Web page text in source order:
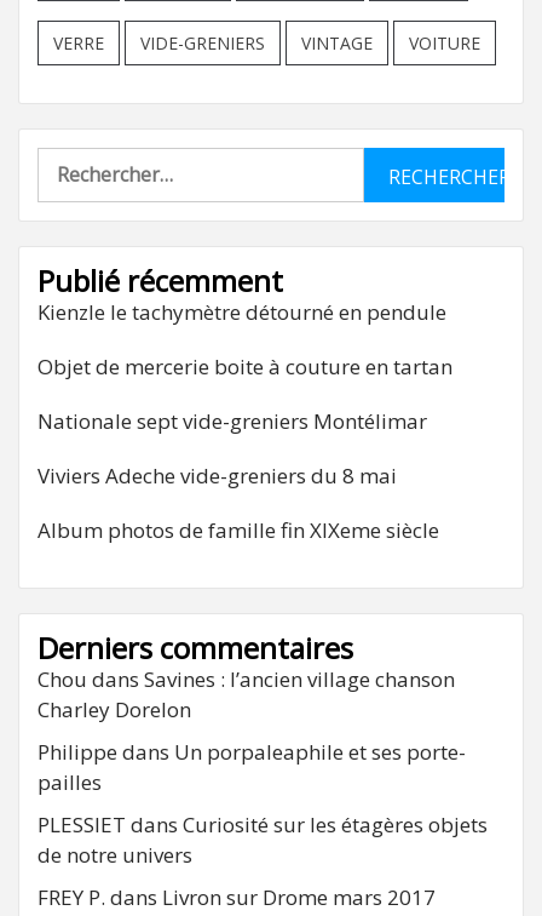
VERRE VIDE-GRENIERS VINTAGE VOITURE
Rechercher :
Publié récemment
Kienzle le tachymètre détourné en pendule
Objet de mercerie boite à couture en tartan
Nationale sept vide-greniers Montélimar
Viviers Adeche vide-greniers du 8 mai
Album photos de famille fin XIXeme siècle
Derniers commentaires
Chou dans Savines : l’ancien village chanson
Charley Dorelon
Philippe dans Un porpaleaphile et ses porte-
pailles
PLESSIET dans Curiosité sur les étagères objets
de notre univers
FREY P. dans Livron sur Drome mars 2017